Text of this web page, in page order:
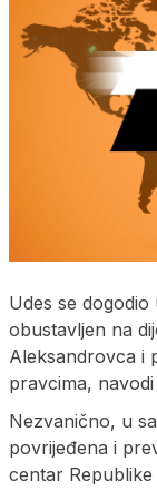
Udes se
obustavljen na
Aleksandrovca i
pravcima,
Nezvanično, u
povrijeđena i
centar